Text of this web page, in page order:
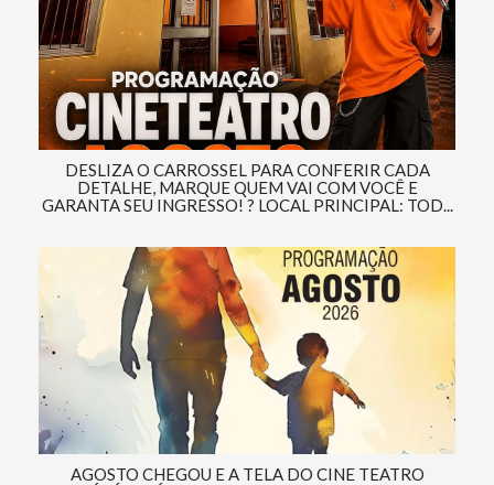
DESLIZA O CARROSSEL PARA CONFERIR CADA
DETALHE, MARQUE QUEM VAI COM VOCÊ E
GARANTA SEU INGRESSO! ? LOCAL PRINCIPAL: TOD...
AGOSTO CHEGOU E A TELA DO CINE TEATRO